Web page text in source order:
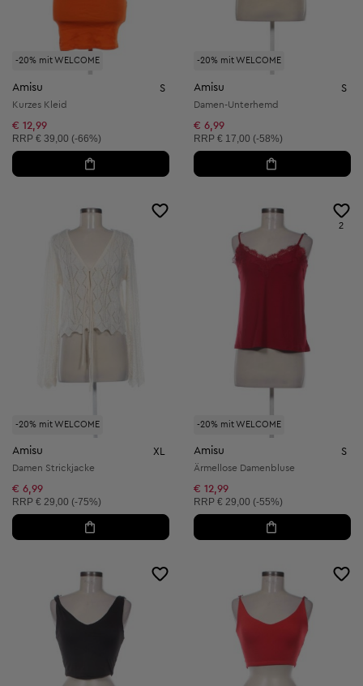
-20% mit WELCOME
Amisu S
Kurzes Kleid
€ 12,99
Unverbindliche Preisempfehlung:
RRP € 39,00 (-66%)
-20% mit WELCOME
Amisu S
Damen-Unterhemd
€ 6,99
Unverbindliche Preisempfehlung:
RRP € 17,00 (-58%)
-20% mit WELCOME
Amisu XL
Damen Strickjacke
€ 6,99
Unverbindliche Preisempfehlung:
RRP € 29,00 (-75%)
-20% mit WELCOME
2
Amisu S
Ärmellose Damenbluse
€ 12,99
Unverbindliche Preisempfehlung:
RRP € 29,00 (-55%)